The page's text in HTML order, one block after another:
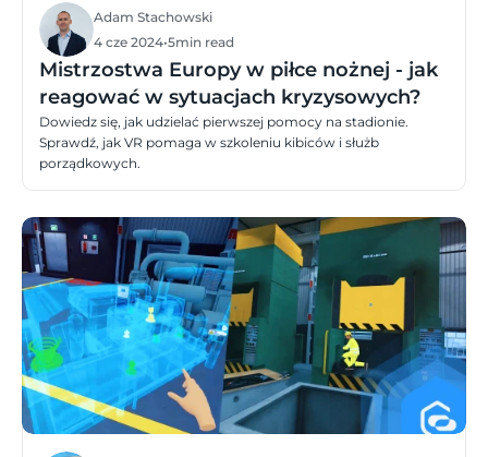
Adam Stachowski
4 cze 2024•5min read
Mistrzostwa Europy w piłce nożnej - jak
reagować w sytuacjach kryzysowych?
Dowiedz się, jak udzielać pierwszej pomocy na stadionie.
Sprawdź, jak VR pomaga w szkoleniu kibiców i służb
porządkowych.